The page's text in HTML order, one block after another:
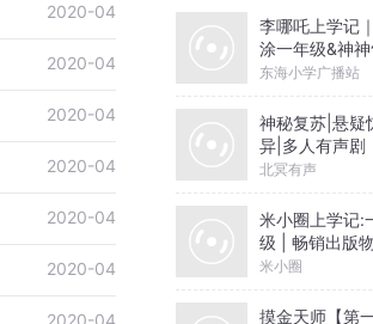
2020-04
2020-04
2020-04
2020-04
2020-04
2020-04
2020-04
李哪吒上学记
涂一年级&神
级
东海小学广播站
神秘复苏|悬疑
异|多人有声剧
北冥有声
米小圈上学记:
级 | 畅销出版物
米小圈
摸金天师【第一